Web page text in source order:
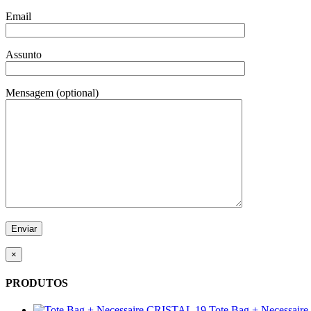
Email
Assunto
Mensagem (optional)
×
PRODUTOS